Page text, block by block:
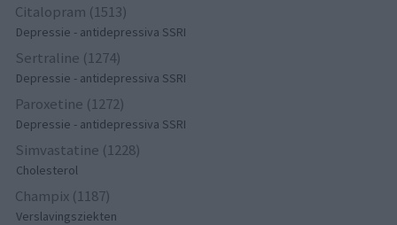
Citalopram (1513)
Depressie - antidepressiva SSRI
Sertraline (1274)
Depressie - antidepressiva SSRI
Paroxetine (1272)
Depressie - antidepressiva SSRI
Simvastatine (1228)
Cholesterol
Champix (1187)
Verslavingsziekten